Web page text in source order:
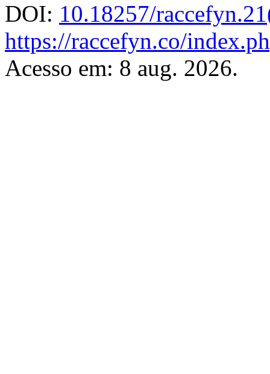
DOI: 10.18257/
https://raccefyn.co/
Acesso em: 8 aug. 2026.